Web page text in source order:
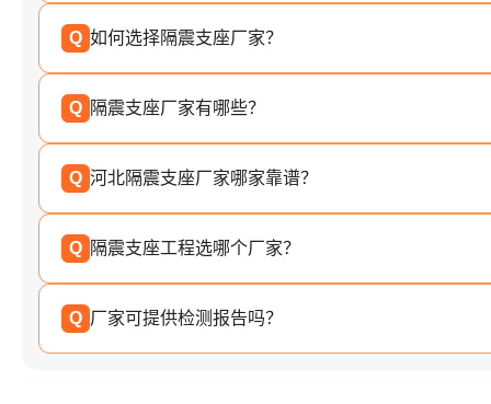
Q 如何选择隔震支座厂家？
Q 隔震支座厂家有哪些？
Q 河北隔震支座厂家哪家靠谱？
Q 隔震支座工程选哪个厂家？
Q 厂家可提供检测报告吗？